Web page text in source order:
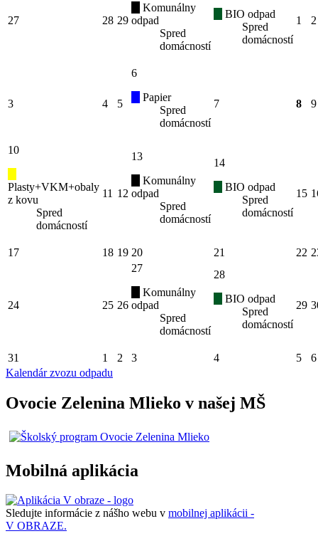
27 28 29
Komunálny
odpad
Spred
domácností
BIO odpad
Spred
domácností
1 2
3 4 5
6
Papier
Spred
domácností
7 8 9
10
Plasty+VKM+obaly
z kovu
Spred
domácností
11 12
13
Komunálny
odpad
Spred
domácností
14
BIO odpad
Spred
domácností
15
17 18 19 20 21 22
24 25 26
27
Komunálny
odpad
Spred
domácností
28
BIO odpad
Spred
domácností
29
31 1 2 3 4 5
6
Kalendár zvozu odpadu
Ovocie Zelenina Mlieko v našej MŠ
Mobilná aplikácia
Sledujte informácie z nášho webu v mobilnej aplikácii -
V OBRAZE.